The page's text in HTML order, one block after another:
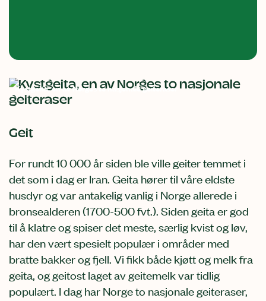
Kystgeita, en av Norges to nasjonale geiteraser
Geit
For rundt 10 000 år siden ble ville geiter temmet i
det som i dag er Iran. Geita hører til våre eldste
husdyr og var antakelig vanlig i Norge allerede i
bronsealderen (1700-500 fvt.). Siden geita er god
til å klatre og spiser det meste, særlig kvist og løv,
har den vært spesielt populær i områder med
bratte bakker og fjell. Vi fikk både kjøtt og melk fra
geita, og geitost laget av geitemelk var tidlig
populært. I dag har Norge to nasjonale geiteraser,